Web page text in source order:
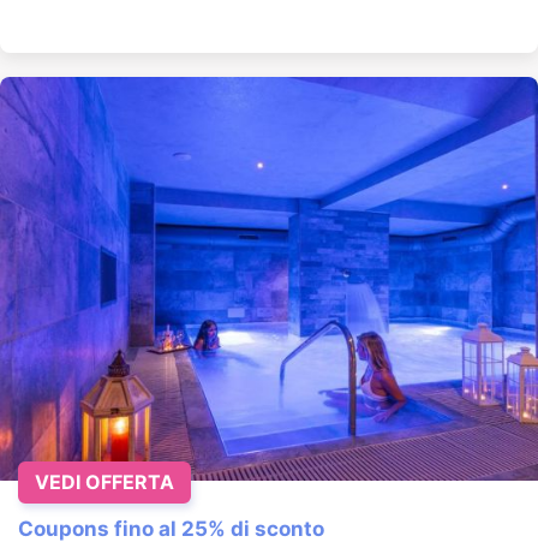
Coupons fino al 25% di sconto
VEDI OFFERTA